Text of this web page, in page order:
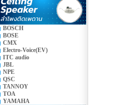
BOSCH
BOSE
CMX
Electro-Voice(EV)
ITC audio
JBL
NPE
QSC
TANNOY
TOA
YAMAHA